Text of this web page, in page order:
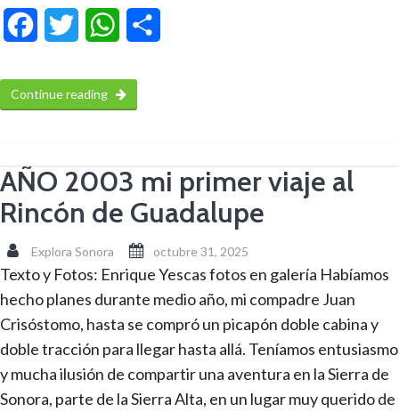
FacebookTwitter WhatsApp
Continue reading
AÑO 2003 mi primer viaje al
Rincón de Guadalupe
Explora Sonora octubre 31, 2025
Texto y Fotos: Enrique Yescas fotos en galería Habíamos
hecho planes durante medio año, mi compadre Juan
Crisóstomo, hasta se compró un picapón doble cabina y
doble tracción para llegar hasta allá. Teníamos entusiasmo
y mucha ilusión de compartir una aventura en la Sierra de
Sonora, parte de la Sierra Alta, en un lugar muy querido de